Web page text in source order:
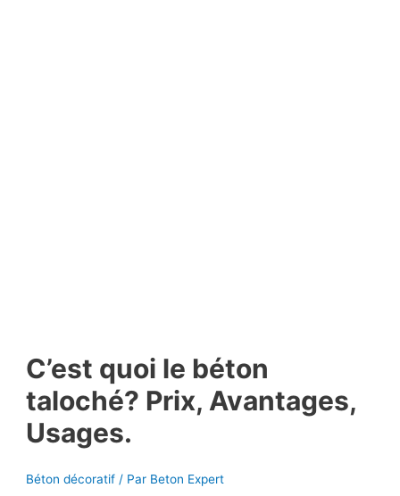
C’est quoi le béton
taloché? Prix, Avantages,
Usages.
Béton décoratif / Par Beton Expert